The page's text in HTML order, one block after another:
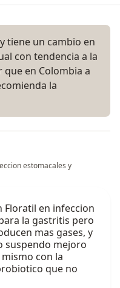
tiene un cambio en
con tendencia a la
que en Colombia a
la
estomacales y
Floratil en infeccion
la gastritis pero
mas gases, y
suspendo mejoro
con la
que no